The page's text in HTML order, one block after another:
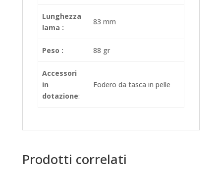
Lunghezza
lama :
83 mm
Peso : 88 gr
Accessori
in
dotazione:
Fodero da tasca in pelle
Prodotti correlati